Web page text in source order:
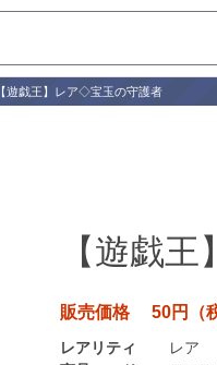
【遊戯王】レア◇宝玉の守護者
【遊戯
販売価格 50円（税
レアリティ
レア